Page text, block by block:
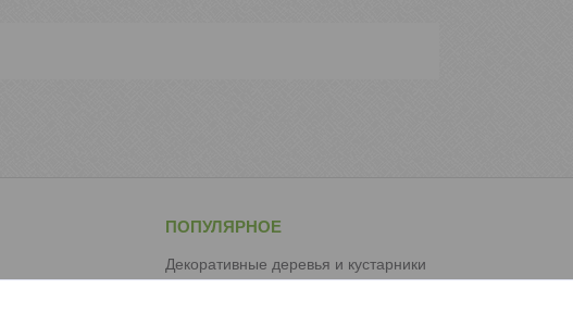
ПОПУЛЯРНОЕ
Декоративные деревья и кустарники